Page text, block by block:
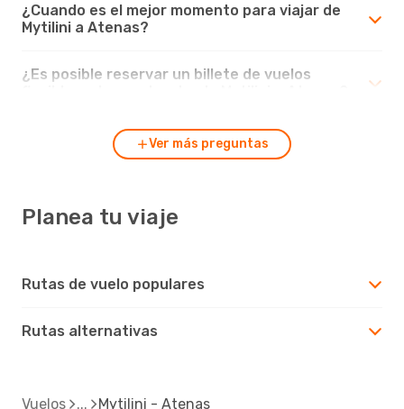
¿Cuando es el mejor momento para viajar de
Mytilini a Atenas?
¿Es posible reservar un billete de vuelos
Ver más preguntas
Planea tu viaje
Rutas de vuelo populares
Rutas alternativas
Vuelos Mytilini - Atenas